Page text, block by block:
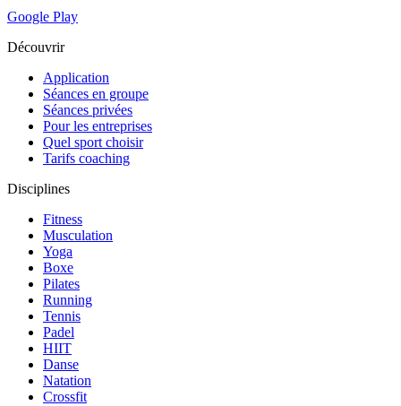
Google Play
Découvrir
Application
Séances en groupe
Séances privées
Pour les entreprises
Quel sport choisir
Tarifs coaching
Disciplines
Fitness
Musculation
Yoga
Boxe
Pilates
Running
Tennis
Padel
HIIT
Danse
Natation
Crossfit